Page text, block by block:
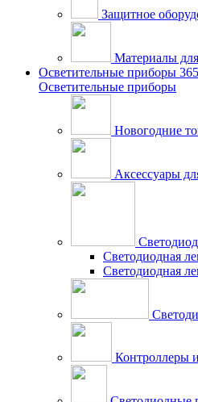
Защитное
Материалы
Осветительные приборы 365
Осветительные приборы
Новогодние
Аксессуары
Светодиодная
Светодиодная
Контроллеры